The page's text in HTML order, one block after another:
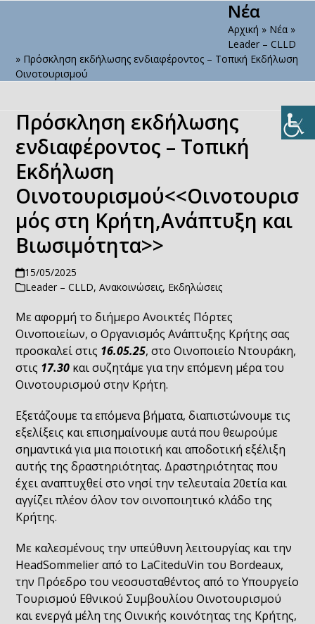
menu
menu
Νέα
Αρχική » Νέα»
Leader – CLLD
» Πρόσκληση εκδήλωσης ενδιαφέροντος – Τοπική Εκδήλωση
Οινοτουρισμού
Πρόσκληση εκδήλωσης
ενδιαφέροντος – Τοπική
Εκδήλωση
Οινοτουρισμού<<Οινοτουρισ
μός στη Κρήτη,Ανάπτυξη και
Βιωσιμότητα>>
15/05/2025
Leader – CLLD,Ανακοινώσεις, Εκδηλώσεις
Με αφορμή το διήμερο Ανοικτές Πόρτες
Οινοποιείων, ο Οργανισμός Ανάπτυξης Κρήτης σας
προσκαλεί στις 16.05.25, στο Οινοποιείο Ντουράκη,
στις 17.30 και συζητάμε για την επόμενη μέρα του
Οινοτουρισμού στην Κρήτη.
Εξετάζουμε τα επόμενα βήματα, διαπιστώνουμε τις
εξελίξεις και επισημαίνουμε αυτά που θεωρούμε
σημαντικά για μια ποιοτική και αποδοτική εξέλιξη
αυτής της δραστηριότητας. Δραστηριότητας που
έχει αναπτυχθεί στο νησί την τελευταία 20ετία και
αγγίζει πλέον όλον τον οινοποιητικό κλάδο της
Κρήτης.
Με καλεσμένους την υπεύθυνη λειτουργίας και την
HeadSommelier από το LaCiteduVin του Bordeaux,
την Πρόεδρο του νεοσυσταθέντος από το Υπουργείο
Τουρισμού Εθνικού Συμβουλίου Οινοτουρισμού
και ενεργά μέλη της Οινικής κοινότητας της Κρήτης,